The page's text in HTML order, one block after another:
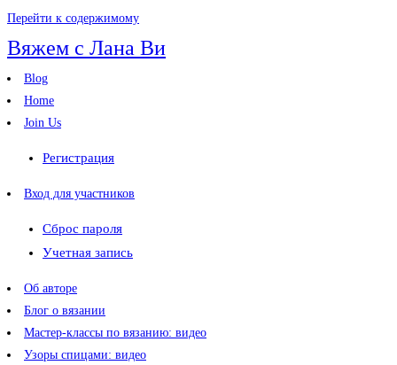
Перейти к содержимому
Вяжем с Лана Ви
Blog
Home
Join Us
Регистрация
Вход для участников
Сброс пароля
Учетная запись
Об авторе
Блог о вязании
Мастер-классы по вязанию: видео
Узоры спицами: видео